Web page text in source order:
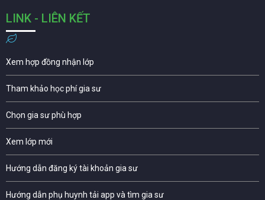
LINK - LIÊN KẾT
Xem hợp đồng nhận lớp
Tham khảo học phí gia sư
Chọn gia sư phù hợp
Xem lớp mới
Hướng dẫn đăng ký tài khoản gia sư
Hướng dẫn phụ huynh tải app và tìm gia sư